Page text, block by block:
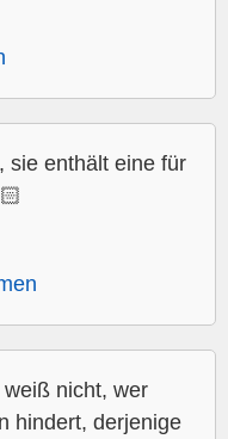
sie enthält eine für
nicht, wer
hindert, derjenige